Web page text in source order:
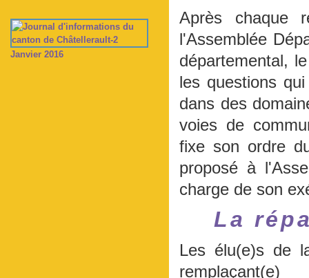
Janvier 2016
Après chaque
l'Assemblée
départemental,
les questions
dans des
voies de
fixe son ordre
proposé à
charge de son
La
Les élu(e)s de
remplaçant(e)